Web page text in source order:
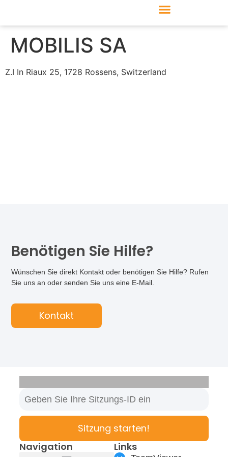
MOBILIS SA
Z.I In Riaux 25, 1728 Rossens, Switzerland
Benötigen Sie Hilfe?
Wünschen Sie direkt Kontakt oder benötigen Sie Hilfe? Rufen
Sie uns an oder senden Sie uns eine E-Mail.
Kontakt
Navigation Links
Sitzung starten!